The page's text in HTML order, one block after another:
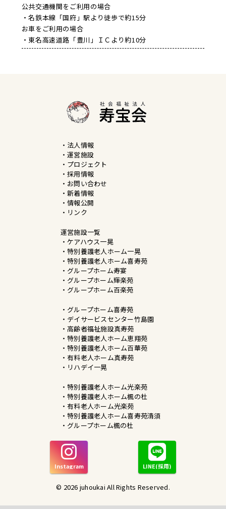
公共交通機関をご利用の場合
・名鉄本線「国府」駅より徒歩で約15分
お車をご利用の場合
・東名高速道路「豊川」ＩＣより約10分
・法人情報
・運営施設
・プロジェクト
・採用情報
・お問い合わせ
・新着情報
・情報公開
・リンク
運営施設一覧
・ケアハウス一晃
・特別養護老人ホーム一晃
・特別養護老人ホーム喜寿苑
・グループホーム寿宴
・グループホーム輝楽苑
・グループホーム百楽苑
・グループホーム喜寿苑
・デイサービスセンター竹島園
・高齢者福祉施設真寿苑
・特別養護老人ホーム恵翔苑
・特別養護老人ホーム百華苑
・有料老人ホーム真寿苑
・リハデイ一晃
・特別養護老人ホーム光楽苑
・特別養護老人ホーム楓の杜
・有料老人ホーム光楽苑
・特別養護老人ホーム喜寿苑清須
・グループホーム楓の杜
Instagram LINE(採用)
© 2026 juhoukai All Rights Reserved.